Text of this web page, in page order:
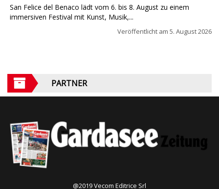
San Felice del Benaco lädt vom 6. bis 8. August zu einem
immersiven Festival mit Kunst, Musik,...
Veröffentlicht am 5. August 2026
PARTNER
@2019 Vecom Editrice Srl